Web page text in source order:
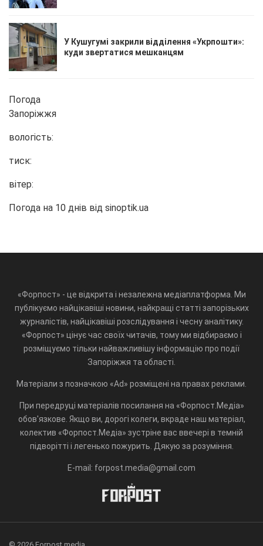
У Кушугумі закрили відділення «Укрпошти»:
куди звертатися мешканцям
Погода
Запоріжжя
вологість:
тиск:
вітер:
Погода на 10 днів від sinoptik.ua
«Форпост» - це відкрита і незалежна медіаплатформа. Ми
публікуємо найцікавіші новини, найкращі статті запорізьких
журналістів, найцікавіші розслідування і чесну аналітику.
«Форпост» цінує час своїх читачів, тому ми відбираємо і
розміщуємо тільки найважливішу інформацію про події
Запоріжжя та області.
Матеріали з позначкою «Ad» розміщені на правах реклами.
При передруці матеріалів посилання на «Форпост.Медіа»
обов'язкове. Якщо ви, дорогі колеги, вкраде наш матеріал,
колектив «Форпост.Медіа» зустріне вас ввечері в темній
підворітті і легенько пожурить. Дякую за розуміння.
E-mail: forpost.media@gmail.com